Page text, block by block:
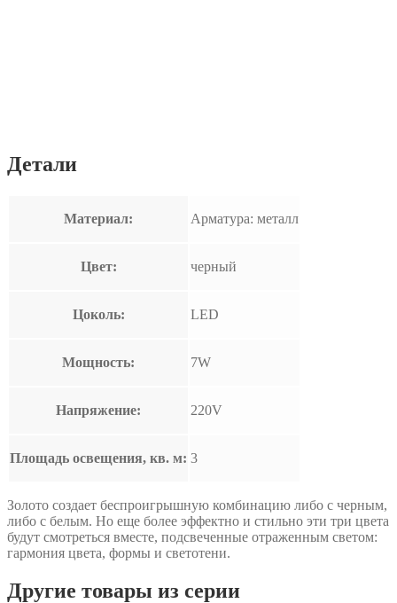
Детали
Материал: Арматура: металл
Цвет: черный
Цоколь: LED
Мощность: 7W
Напряжение: 220V
Площадь освещения, кв. м: 3
Золото создает беспроигрышную комбинацию либо с черным,
либо с белым. Но еще более эффектно и стильно эти три цвета
будут смотреться вместе, подсвеченные отраженным светом:
гармония цвета, формы и светотени.
Другие товары из серии